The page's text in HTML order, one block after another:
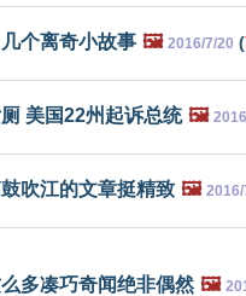
个离奇小故事 🖼️ 2016/7/20 (
美国22州起诉总统 🖼️
吹江的文章挺精致 🖼️
多凑巧奇闻绝非偶然 🖼️